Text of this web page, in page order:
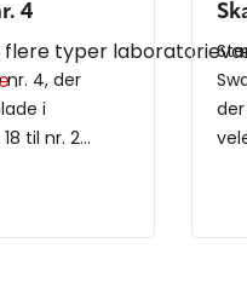
flere typer
.
4
4, der
i
til nr. 2...